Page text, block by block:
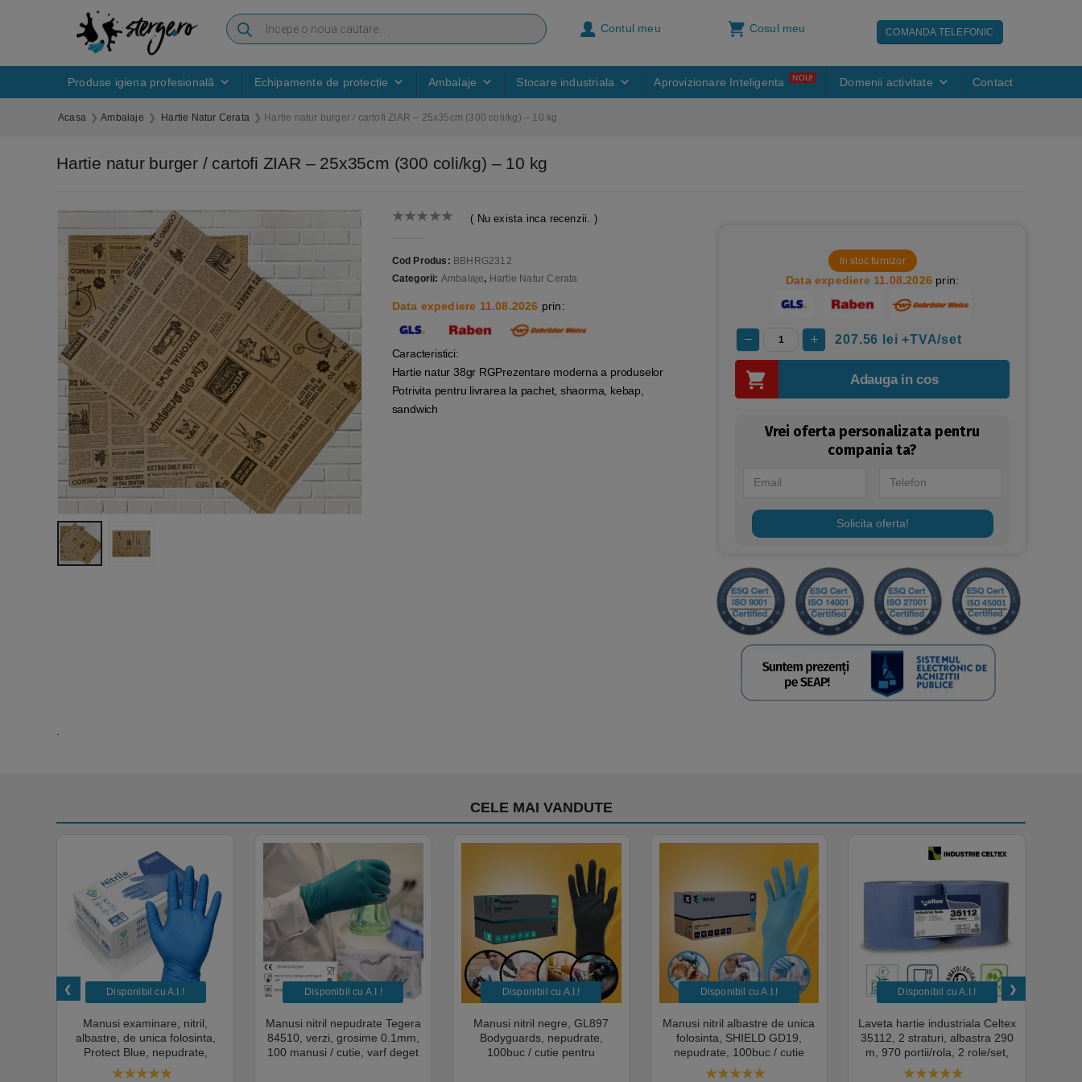
Contul meu Cosul meu COMANDA TELEFONIC
Produse igiena profesională Echipamente de protecție Ambalaje Stocare industriala Aprovizionare Inteligenta NOU! Domenii activitate Contact
Acasa Ambalaje Hartie Natur Cerata Hartie natur burger / cartofi ZIAR – 25x35cm (300 coli/kg) – 10 kg
Hartie natur burger / cartofi ZIAR – 25x35cm (300 coli/kg) – 10 kg
( Nu exista inca recenzii. )
Cod Produs: BBHRG2312
Categorii: Ambalaje, Hartie Natur Cerata
Data expediere 11.08.2026 prin:
Caracteristici:
Hartie natur 38gr RGPrezentare moderna a produselor
Potrivita pentru livrarea la pachet, shaorma, kebap,
sandwich
In stoc furnizor
Data expediere 11.08.2026 prin:
207.56 lei +TVA/set
Adauga in cos
Vrei oferta personalizata pentru
compania ta?
Solicita oferta!
CELE MAI VANDUTE
Disponibil cu A.I.​!
Manusi examinare, nitril,
albastre, de unica folosinta,
Protect Blue, nepudrate,
100buc / cutie pentru medical,
Disponibil cu A.I.​!
Manusi nitril nepudrate Tegera
84510, verzi, grosime 0.1mm,
100 manusi / cutie, varf deget
Disponibil cu A.I.​!
Manusi nitril negre, GL897
Bodyguards, nepudrate,
100buc / cutie pentru
Disponibil cu A.I.​!
Manusi nitril albastre de unica
folosinta, SHIELD GD19,
nepudrate, 100buc / cutie
pentru Medical, HoReCa,
Disponibil cu A.I.​!
Laveta hartie industriala Celtex
35112, 2 straturi, albastra 290
m, 970 portii/rola, 2 role/set,
certificata pentru industria